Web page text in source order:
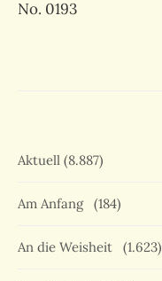
No. 0193
Aktuell (8.887)
Am Anfang (184)
An die Weisheit (1.623)